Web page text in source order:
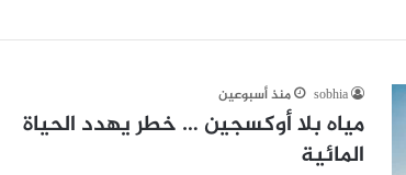
sobhia منذ أسبوعين
مياه بلا أوكسجين … خطر يهدد الحياة
المائية